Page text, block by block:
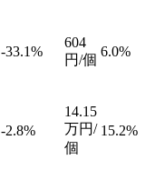
-33.1%
604
円/個
6.0%
-2.8%
14.15
万円/
個
15.2%